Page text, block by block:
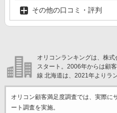
その他の口コミ・評判
オリコンランキングは、株
スタート。2006年からは顧
線 北海道は、2021年よりラ
オリコン顧客満足度調査では、実際に
ート調査を実施。